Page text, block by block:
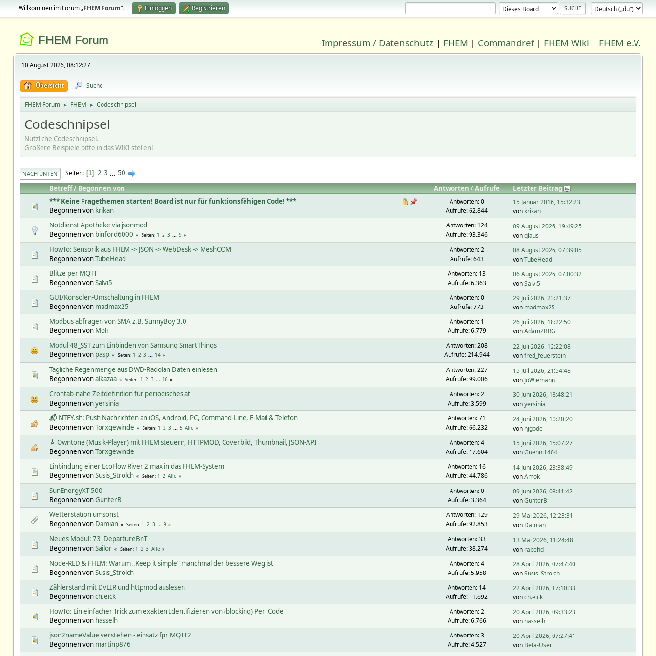
Willkommen im Forum „FHEM Forum“. Einloggen Registrieren
FHEM Forum Impressum / Datenschutz | FHEM | Commandref| FHEM Wiki | FHEM e.V.
10 August 2026, 08:12:27
Übersicht Suche
FHEM Forum ► FHEM ► Codeschnipsel
Codeschnipsel
Nützliche Codeschnipsel.
Größere Beispiele bitte in das WIKI stellen!
NACH UNTEN Seiten 1 2 3 ... 50
Betreff/Begonnen von Antworten/Aufrufe
Letzter Beitrag
*** Keine Fragethemen starten! Board ist nur für funktionsfähigen Code! ***
Begonnen von krikan
Antworten: 0
Aufrufe: 62.844
15 Januar 2016, 15:32:23
von krikan
Notdienst Apotheke via jsonmod
Begonnen von binford6000 Seiten 1 2 3 ... 9
Antworten: 124
Aufrufe: 93.346
09 August 2026, 19:49:25
vonqlaus
HowTo: Sensorik aus FHEM -> JSON -> WebDesk -> MeshCOM
Begonnen vonTubeHead
Antworten: 2
Aufrufe: 643
08 August 2026, 07:39:05
vonTubeHead
Blitze per MQTT
Begonnen vonSalvi5
Antworten: 13
Aufrufe: 6.363
06 August 2026, 07:00:32
vonSalvi5
GUI/Konsolen-Umschaltung in FHEM
Begonnen von madmax25
Antworten: 0
Aufrufe: 773
29 Juli 2026, 23:21:37
von madmax25
Modbus abfragen von SMA z.B. SunnyBoy 3.0
Begonnen von Moli
Antworten: 1
Aufrufe: 6.779
26 Juli 2026, 18:22:50
vonAdamZBRG
Modul 48_SST zum Einbinden von Samsung SmartThings
Begonnen von pasp Seiten 1 2 3 ... 14
Antworten: 208
Aufrufe: 214.944
22 Juli 2026, 12:22:08
vonfred_feuerstein
Tägliche Regenmenge aus DWD-Radolan Daten einlesen
Begonnen vonalkazaa Seiten 1 2 3 ... 16
Antworten: 227
Aufrufe: 99.006
15 Juli 2026, 21:54:48
von JoWiemann
Crontab-nahe Zeitdefinition für periodisches at
Begonnen vonyersinia
Antworten: 2
Aufrufe: 3.599
30 Juni 2026, 18:48:21
vonyersinia
📬 NTFY.sh: Push Nachrichten an iOS, Android, PC, Command-Line, E-Mail & Telefon
Begonnen vonTorxgewinde Seiten 1 2 3 ... 5 Alle
Antworten: 71
Aufrufe: 66.232
24 Juni 2026, 10:20:20
von hjgode
🎸 Owntone (Musik-Player) mit FHEM steuern, HTTPMOD, Coverbild, Thumbnail, JSON-API
Begonnen vonTorxgewinde
Antworten: 4
Aufrufe: 17.604
15 Juni 2026, 15:07:27
vonGuenni1404
Einbindung einer EcoFlow River 2 max in das FHEM-System
Begonnen vonSusis_Strolch Seiten 1 2 Alle
Antworten: 16
Aufrufe: 44.786
14 Juni 2026, 23:38:49
vonAmok
SunEnergyXT 500
Begonnen vonGunterB
Antworten: 0
Aufrufe: 3.364
09 Juni 2026, 08:41:42
vonGunterB
Wetterstation umsonst
Begonnen von Damian Seiten 1 2 3 ... 9
Antworten: 129
Aufrufe: 92.853
29 Mai 2026, 12:23:31
von Damian
Neues Modul: 73_DepartureBnT
Begonnen vonSailor Seiten 1 2 3 Alle
Antworten: 33
Aufrufe: 38.274
13 Mai 2026, 11:24:48
von rabehd
Node-RED & FHEM: Warum „Keep it simple“ manchmal der bessere Weg ist
Begonnen vonSusis_Strolch
Antworten: 4
Aufrufe: 5.958
28 April 2026, 07:47:40
vonSusis_Strolch
Zählerstand mit DvLIR und httpmod auslesen
Begonnen vonch.eick
Antworten: 14
Aufrufe: 11.692
22 April 2026, 17:10:33
vonch.eick
HowTo: Ein einfacher Trick zum exakten Identifizieren von (blocking) Perl Code
Begonnen von hasselh
Antworten: 2
Aufrufe: 6.766
20 April 2026, 09:33:23
von hasselh
json2nameValue verstehen - einsatz fpr MQTT2
Begonnen von martinp876
Antworten: 3
Aufrufe: 4.527
20 April 2026, 07:27:41
von Beta-User